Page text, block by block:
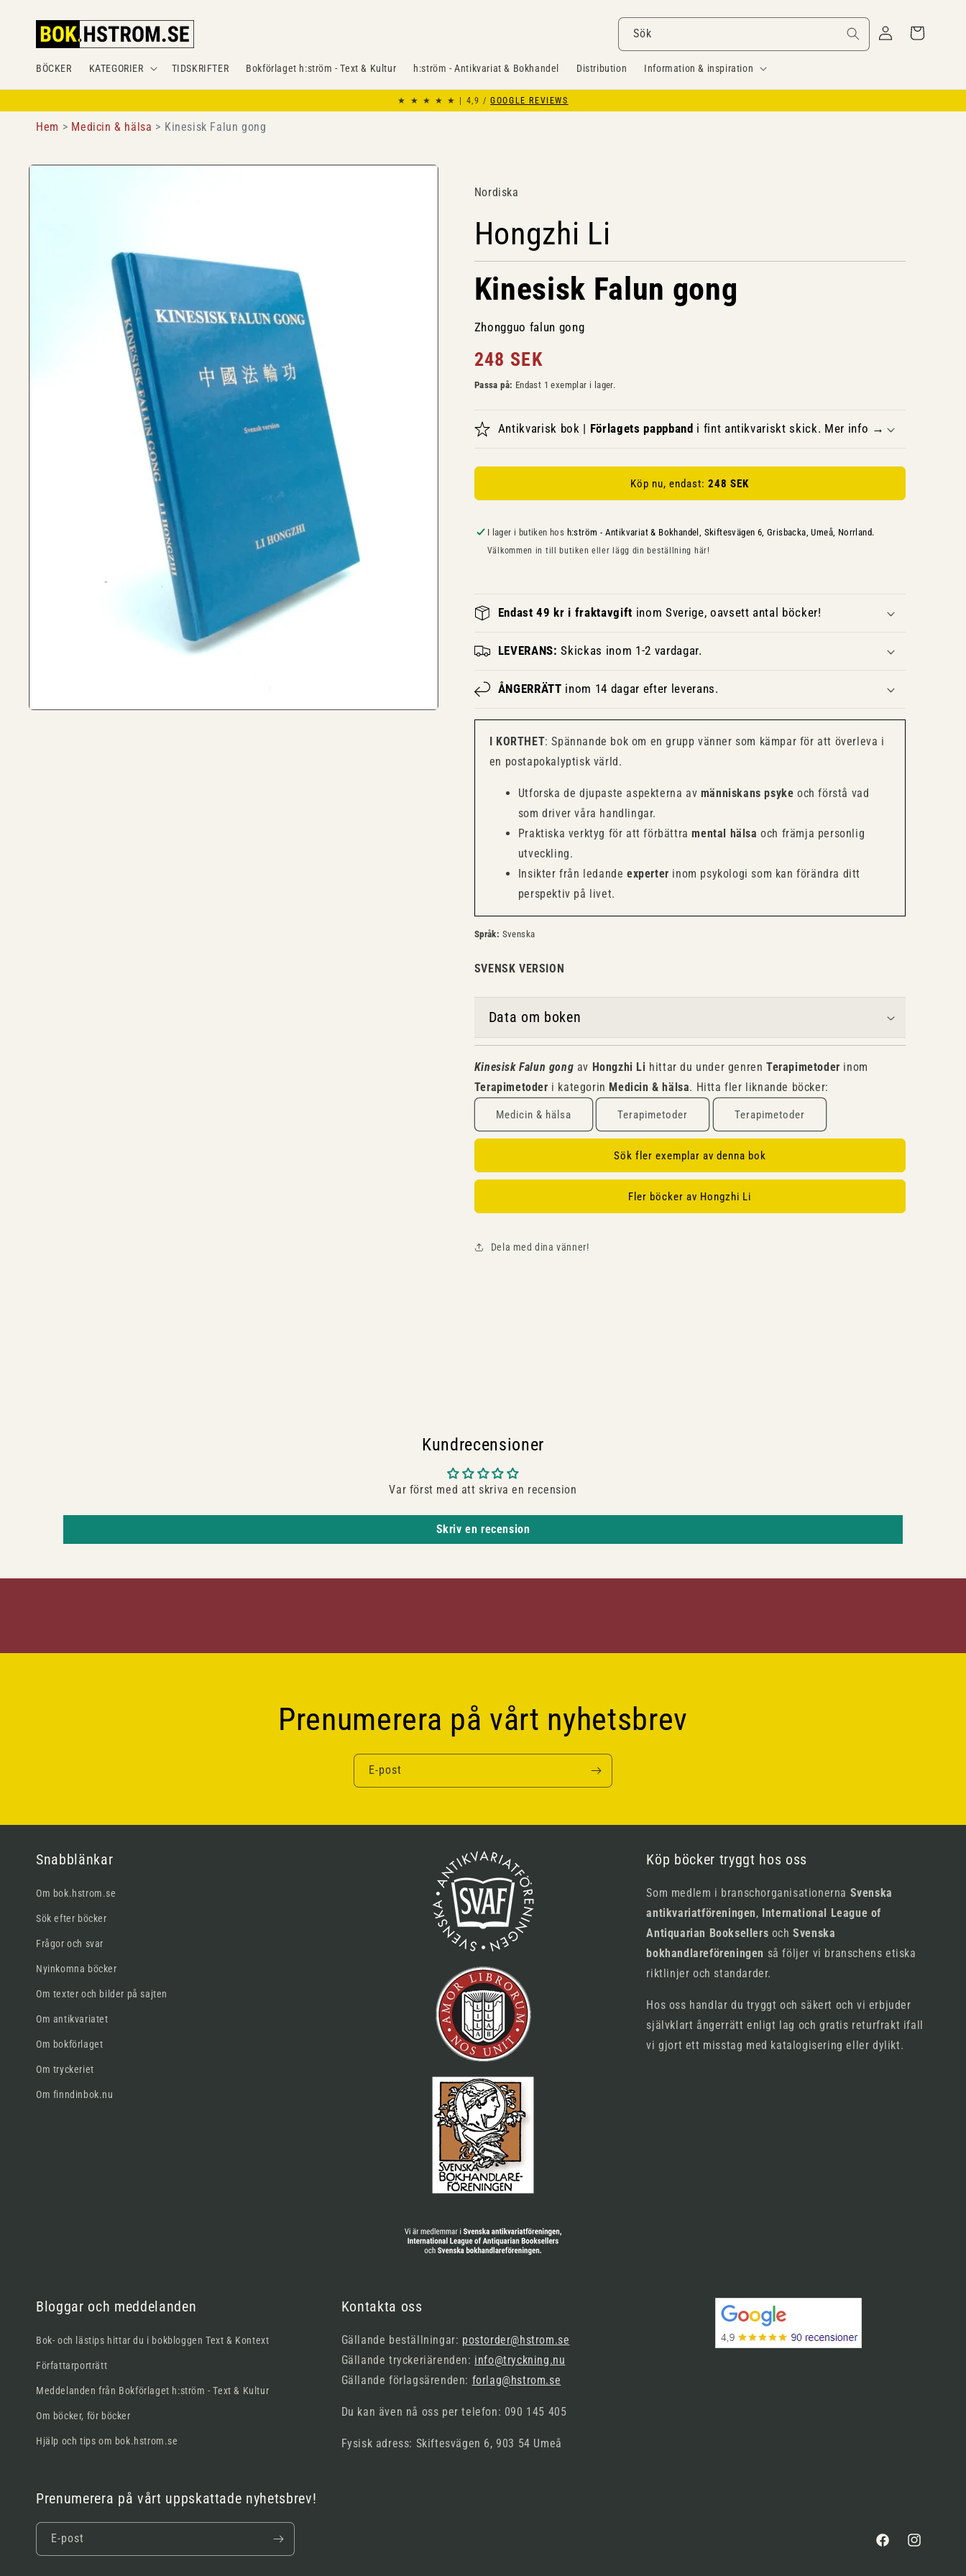
innehåll
BÖCKER KATEGORIER TIDSKRIFTER Bokförlaget h:ström - Text & Kultur h:ström - Antikvariat & Bokhandel Distribution Information & inspiration
Sök
in
Varukorg
★ ★ ★ ★ ★ | 4,9 /GOOGLE REVIEWS
Hem Medicin & hälsa Kinesisk Falun gong
Nordiska
Hongzhi Li
Kinesisk Falun gong
Zhongguo falun gong
Ordinarie
pris
248 SEK
Passa på: Endast 1 exemplar i lager.
Antikvarisk bok | Förlagets pappband i fint antikvariskt skick. Mer info →
Köp nu, endast:248 SEK
I lager i butiken hos h:ström - Antikvariat & Bokhandel, Skiftesvägen 6, Grisbacka, Umeå, Norrland.
Välkommen in till butiken eller lägg din beställning här!
Endast 49 kr i fraktavgift inom Sverige, oavsett antal böcker!
LEVERANS: Skickas inom 1-2 vardagar.
ÅNGERRÄTT inom 14 dagar efter leverans.
I KORTHET: Spännande bok om en grupp vänner som kämpar för att överleva i
en postapokalyptisk värld.
Utforska de djupaste aspekterna av människans psyke och förstå vad
som driver våra handlingar.
Praktiska verktyg för att förbättramental hälsa och främja personlig
utveckling.
Insikter från ledande experter inom psykologi som kan förändra ditt
perspektiv på livet.
Språk: Svenska
SVENSK VERSION
Data om boken
Kinesisk Falun gong av Hongzhi Li hittar du under genrenTerapimetoder inom
Terapimetoder i kategorin Medicin & hälsa. Hitta fler liknande böcker:
Medicin & hälsa Terapimetoder Terapimetoder
Sök fler exemplar av denna bok
Fler böcker av Hongzhi Li
Dela med dina vänner!
Kundrecensioner
Var först med att skriva en recension
Skriv en recension
Prenumerera på vårt nyhetsbrev
E-post
Snabblänkar
Om bok.hstrom.se
Sök efter böcker
Frågor och svar
Nyinkomna böcker
Om texter och bilder på sajten
Om antikvariatet
Om bokförlaget
Om tryckeriet
Om finndinbok.nu
Köp böcker tryggt hos oss
Som medlem i branschorganisationerna Svenska
antikvariatföreningen, International League of
Antiquarian Booksellers ochSvenska
bokhandlareföreningen så följer vi branschens etiska
riktlinjer och standarder.
Hos oss handlar du tryggt och säkert och vi erbjuder
självklart ångerrätt enligt lag och gratis returfrakt ifall
vi gjort ett misstag med katalogisering eller dylikt.
Bloggar och meddelanden
Bok- och lästips hittar du i bokbloggen Text & Kontext
Författarporträtt
Meddelanden från Bokförlaget h:ström - Text & Kultur
Om böcker, för böcker
Hjälp och tips om bok.hstrom.se
Kontakta oss
Gällande beställningar: postorder@hstrom.se
Gällande tryckeriärenden: info@tryckning.nu
Gällande förlagsärenden: forlag@hstrom.se
Du kan även nå oss per telefon: 090 145 405
Fysisk adress: Skiftesvägen 6, 903 54 Umeå
Prenumerera på vårt uppskattade nyhetsbrev!
E-post
FacebookInstagram